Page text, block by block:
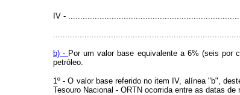
IV -
b) - Por um valor base equivalente a 6% (seis por
petróleo.
1º - O valor base referido no item IV, alínea "b",
Tesouro Nacional - ORTN ocorrida entre as datas de